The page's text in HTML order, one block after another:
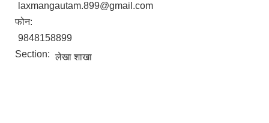
laxmangautam.899@gmail.com
फोन:
9848158899
Section: लेखा शाखा